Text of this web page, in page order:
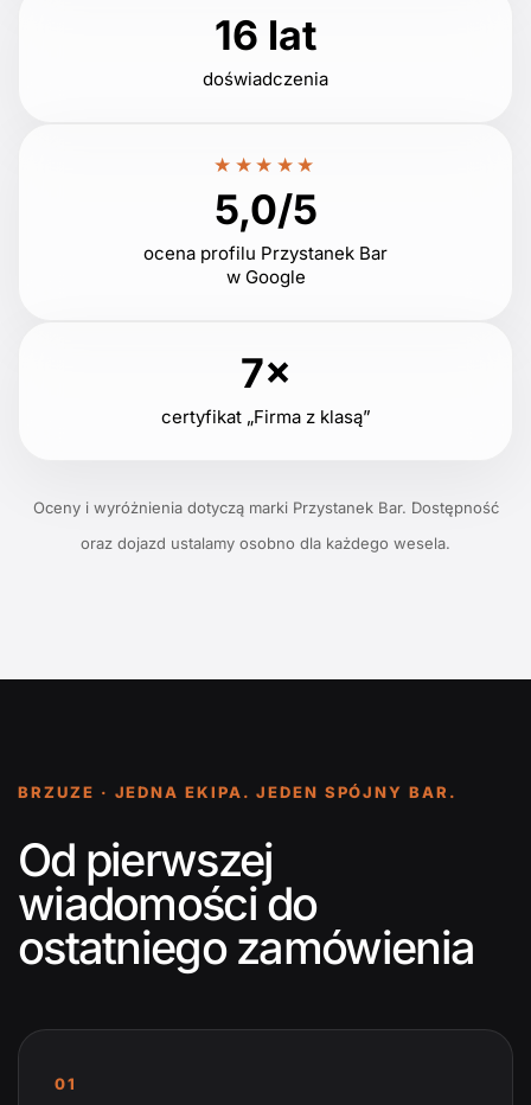
16 lat
doświadczenia
★★★★★
5,0/5
ocena profilu Przystanek Bar
w Google
7×
certyfikat „Firma z klasą”
Oceny i wyróżnienia dotyczą marki Przystanek Bar. Dostępność
oraz dojazd ustalamy osobno dla każdego wesela.
BRZUZE · JEDNA EKIPA. JEDEN SPÓJNY BAR.
Od pierwszej
wiadomości do
ostatniego zamówienia
01